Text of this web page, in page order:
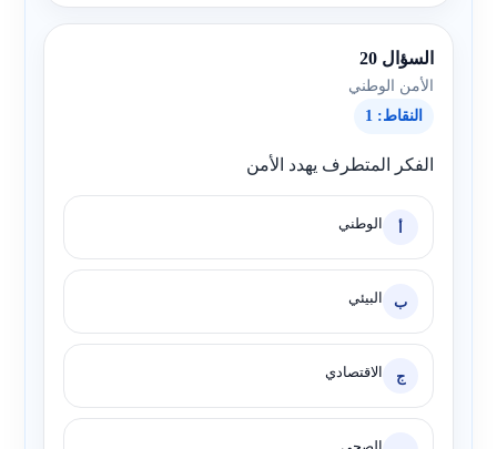
السؤال 20
الأمن الوطني
النقاط: 1
الفكر المتطرف يهدد الأمن
أ الوطني
ب البيئي
ج الاقتصادي